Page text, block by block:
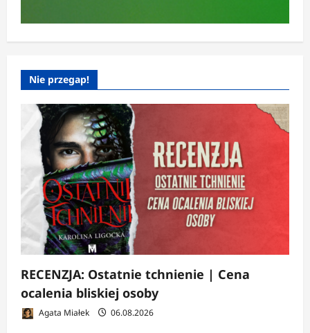
Nie przegap!
RECENZJA: Ostatnie tchnienie | Cena
ocalenia bliskiej osoby
Agata Miałek 06.08.2026